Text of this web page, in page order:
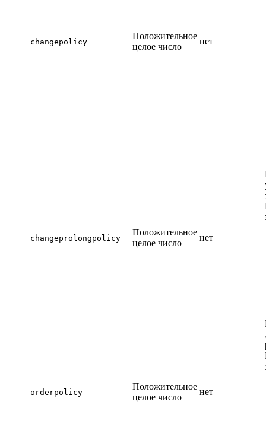
changepolicy
Положительное
целое число
нет
changeprolongpolicy
Положительное
целое число
нет
orderpolicy
Положительное
целое число
нет